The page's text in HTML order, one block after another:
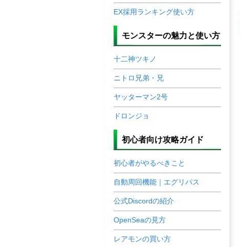
EX採用ランキング使い方
モンスターの魅力と使い方
十二神ツキノ
ニトロ兄弟・兄
ヤッターマン2号
ドロンジョ
初心者向け攻略ガイド
初心者がやるべきこと
自動周回機能｜エグリパス
公式Discordの紹介
OpenSeaの見方
レアモンの買い方